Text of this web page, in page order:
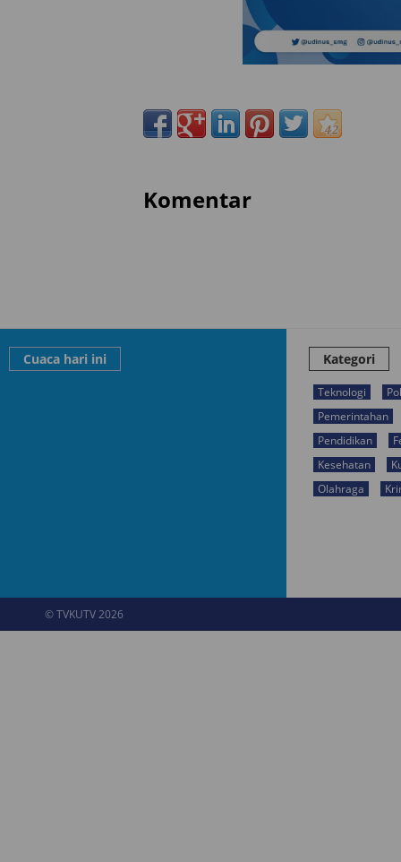
Komentar
Cuaca hari ini Kategori
Teknologi
Pemerintahan
Pendidikan
Kesehatan
Olahraga
© TVKUTV 2026